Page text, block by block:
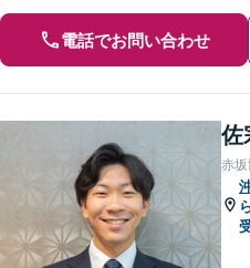
電話でお問い合わせ
佐
赤